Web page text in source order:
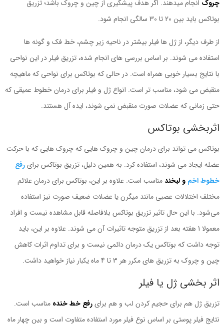
چروک انجام میدهند. اگر هدف پیشگیری از چین و چروک باشد؛ تزریق
بوتاکس باید بین 20 تا 30 سالگی انجام شود.
از طرف دیگر، از ژل ها فیلر بیشتر در ناحیه زیر چشم، خط فک و گونه ها
استفاده می شوند. بر اساس بررسی های انجام شده، تزریق فیلر در این نواحی
با نتایج بسیار خوبی همراه است. در حالی که بوتاکس برای نواحی که ماهیچه
منقبض می شود، مناسب تر است. انواع ژل و فیلر برای درمان خطوط عمیقی که
حتی زمانی که عضلات صورت منقبض نمی شوند، ایده آل هستند.
اثربخشی بوتاکس
بوتاکس می تواند برای درمان چین و چروک هایی که چروک هایی که با حرکت
عضله ایجاد می شوند، استفاده کرد. به همین دلیل، تزریق بوتاکس برایرفع
خطوط اخم و لبخندمناسب است. علاوه بر این، بوتاکس برای درمان علائم
مختلف اختلالات عصبی مانند میگرن یا عضلات ضعیف صورت نیز استفاده
می‌شود. با این حال تاثیر تزریق بوتاکس بلافاصله قابل مشاهده نیست و افراد
معمولا 1 هفته بعد از تزریق متوجه تاثیرات آن می شوند. علاوه بر این، باید
توجه داشت که بوتاکس یک درمان دائمی نیست و برای تداوم اثرات کاهش
چین و چروک به تزریق های مکرر هر 3 تا 4 ماه یکبار نیاز خواهید داشت.
اثر بخشی ژل یا فیلر
تزریق ژل هم برای حجیم کردن لب و هم برایرفع خط خندهمناسب است.
نتایج فیلر پوستی بر اساس نوع فیلر مورد استفاده متفاوت است و بین چهار ماه